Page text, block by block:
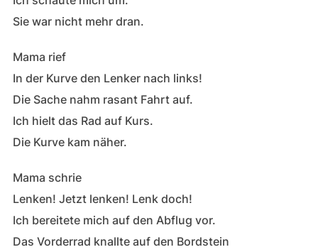
Sie war nicht mehr dran.
Mama rief
In der Kurve den Lenker nach links!
Die Sache nahm rasant Fahrt auf.
Ich hielt das Rad auf Kurs.
Die Kurve kam näher.
Mama schrie
Lenken! Jetzt lenken! Lenk doch!
Ich bereitete mich auf den Abflug vor.
Das Vorderrad knallte auf den Bordstein